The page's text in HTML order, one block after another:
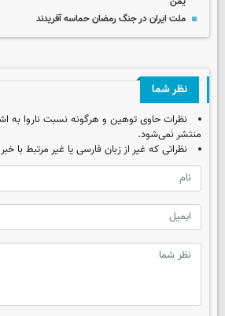
ملت ایران در جنگ رمضان حماسه آفریدند
نظر شما
نظرات حاوی توهین و هرگونه نسبت ناروا
منتشر نمی‌شود.
نظراتی که غیر از زبان فارسی یا غیر مرتبط با